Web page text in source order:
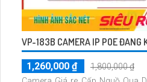
VP-183B CAMERA IP POE
1,260,000 ₫
1,800,000 ₫